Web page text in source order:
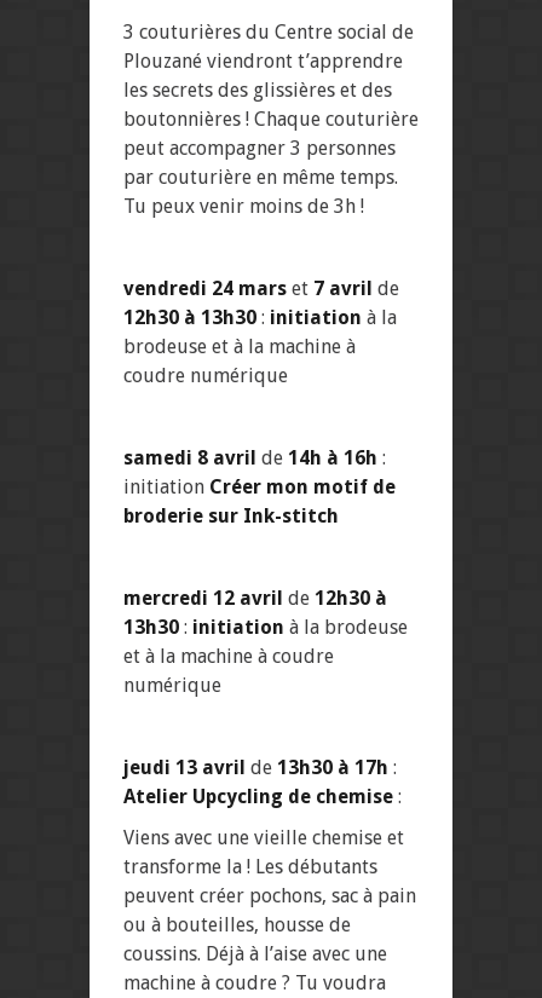
3 couturières du Centre social de
Plouzané viendront t’apprendre
les secrets des glissières et des
boutonnières ! Chaque couturière
peut accompagner 3 personnes
par couturière en même temps.
Tu peux venir moins de 3h !
vendredi 24 mars et 7 avril de
12h30 à 13h30 : initiation à la
brodeuse et à la machine à
coudre numérique
samedi 8 avril de 14h à 16h :
initiation Créer mon motif de
broderie sur Ink-stitch
mercredi 12 avril de 12h30 à
13h30 : initiation à la brodeuse
et à la machine à coudre
numérique
jeudi 13 avril de 13h30 à 17h :
Atelier Upcycling de chemise :
Viens avec une vieille chemise et
transforme la ! Les débutants
peuvent créer pochons, sac à pain
ou à bouteilles, housse de
coussins. Déjà à l’aise avec une
machine à coudre ? Tu voudra